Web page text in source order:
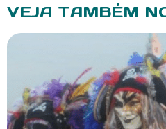
VEJA TAMBÉM